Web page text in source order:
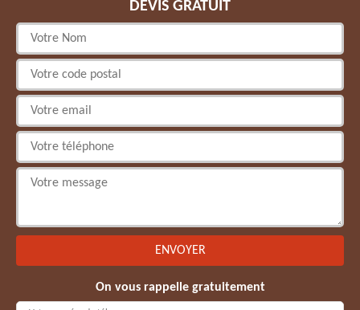
DEVIS GRATUIT
On vous rappelle gratuitement